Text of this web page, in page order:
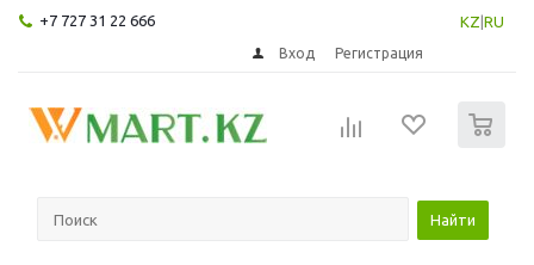
+7 727 31 22 666 KZ RU
Вход Регистрация
Найти